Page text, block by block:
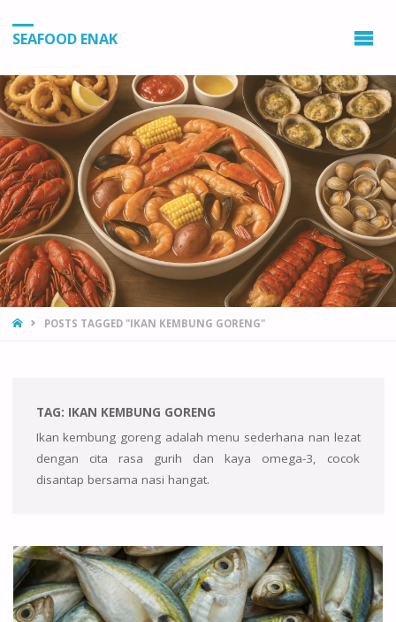
SEAFOOD ENAK
HOMEPOSTS TAGGED "IKAN KEMBUNG GORENG"
TAG: IKAN KEMBUNG GORENG
Ikan kembung goreng adalah menu sederhana nan lezat
dengan cita rasa gurih dan kaya omega-3, cocok
disantap bersama nasi hangat.